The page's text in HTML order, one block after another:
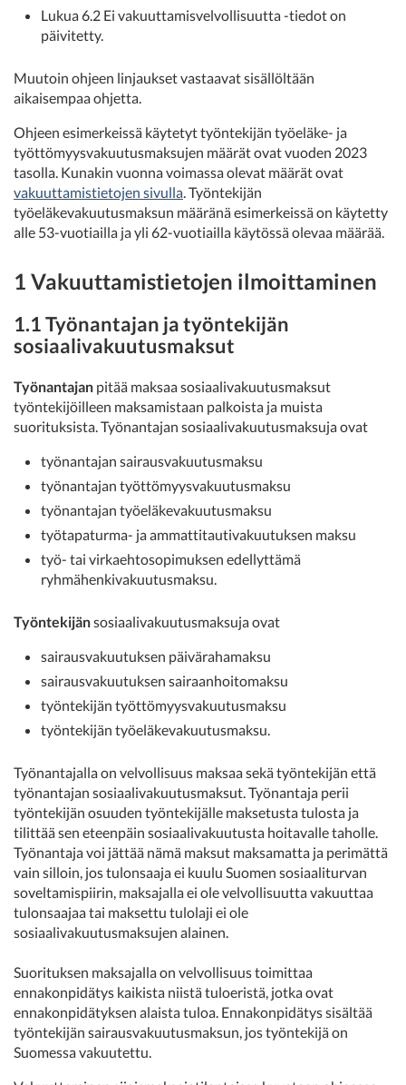
Lukua 6.2 Ei vakuuttamisvelvollisuutta -tiedot on
päivitetty.
Muutoin ohjeen linjaukset vastaavat sisällöltään
aikaisempaa ohjetta.
Ohjeen esimerkeissä käytetyt työntekijän työeläke- ja
työttömyysvakuutusmaksujen määrät ovat vuoden 2023
tasolla. Kunakin vuonna voimassa olevat määrät ovat
vakuuttamistietojen sivulla. Työntekijän
työeläkevakuutusmaksun määränä esimerkeissä on käytetty
alle 53-vuotiailla ja yli 62-vuotiailla käytössä olevaa määrää.
1 Vakuuttamistietojen ilmoittaminen
1.1 Työnantajan ja työntekijän
sosiaalivakuutusmaksut
Työnantajan pitää maksaa sosiaalivakuutusmaksut
työntekijöilleen maksamistaan palkoista ja muista
suorituksista. Työnantajan sosiaalivakuutusmaksuja ovat
työnantajan sairausvakuutusmaksu
työnantajan työttömyysvakuutusmaksu
työnantajan työeläkevakuutusmaksu
työtapaturma- ja ammattitautivakuutuksen maksu
työ- tai virkaehtosopimuksen edellyttämä
ryhmähenkivakuutusmaksu.
Työntekijänsosiaalivakuutusmaksuja ovat
sairausvakuutuksen päivärahamaksu
sairausvakuutuksen sairaanhoitomaksu
työntekijän työttömyysvakuutusmaksu
työntekijän työeläkevakuutusmaksu.
Työnantajalla on velvollisuus maksaa sekä työntekijän että
työnantajan sosiaalivakuutusmaksut. Työnantaja perii
työntekijän osuuden työntekijälle maksetusta tulosta ja
tilittää sen eteenpäin sosiaalivakuutusta hoitavalle taholle.
Työnantaja voi jättää nämä maksut maksamatta ja perimättä
vain silloin, jos tulonsaaja ei kuulu Suomen sosiaaliturvan
soveltamispiirin, maksajalla ei ole velvollisuutta vakuuttaa
tulonsaajaa tai maksettu tulolaji ei ole
sosiaalivakuutusmaksujen alainen.
Suorituksen maksajalla on velvollisuus toimittaa
ennakonpidätys kaikista niistä tuloeristä, jotka ovat
ennakonpidätyksen alaista tuloa. Ennakonpidätys sisältää
työntekijän sairausvakuutusmaksun, jos työntekijä on
Suomessa vakuutettu.